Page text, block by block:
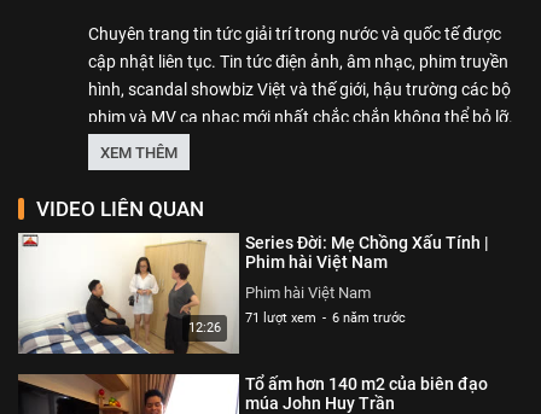
Chuyên trang tin tức giải trí trong nước và quốc tế được
cập nhật liên tục. Tin tức điện ảnh, âm nhạc, phim truyền
hình, scandal showbiz Việt và thế giới, hậu trường các bộ
phim và MV ca nhạc mới nhất chắc chắn không thể bỏ lỡ.
Hãy đồng hành cùng Vnexpress Giải trí.
XEM THÊM
VIDEO LIÊN QUAN
12:26
Series Đời: Mẹ Chồng Xấu Tính |
Phim hài Việt Nam
Phim hài Việt Nam
71 lượt xem - 6 năm trước
Tổ ấm hơn 140 m2 của biên đạo
múa John Huy Trần